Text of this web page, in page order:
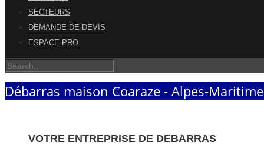
SECTEURS
DEMANDE DE DEVIS
ESPACE PRO
Débarras maison Coaraze - Alpes-
VOTRE ENTREPRISE DE DEBARRAS